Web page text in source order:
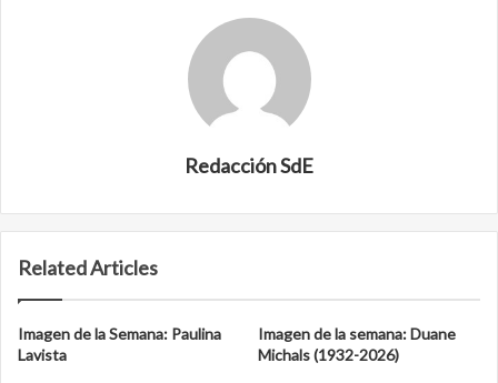
Redacción SdE
Related Articles
Imagen de la Semana: Paulina
Lavista
Imagen de la semana: Duane
Michals (1932-2026)